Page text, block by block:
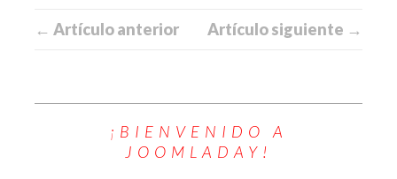
← Artículo anterior Artículo siguiente →
¡BIENVENIDO A
JOOMLADAY!